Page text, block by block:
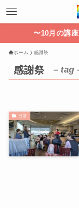
〜10月の講
ホーム 感謝祭
感謝祭 – tag
日常